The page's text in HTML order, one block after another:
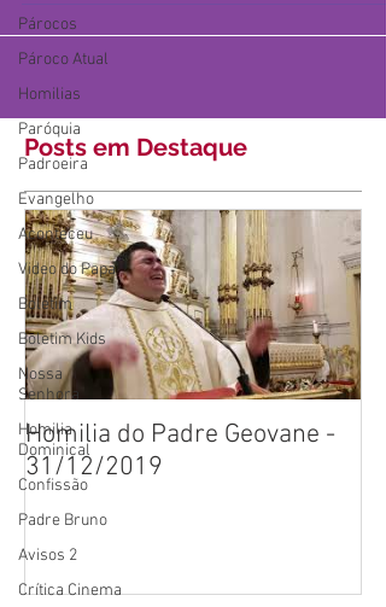
Párocos
Pároco Atual
Homilias
Paróquia
Padroeira
Evangelho
Aconteceu
Video do Papa
Boletim
Boletim Kids
Nossa
Senhora
Homilia
Dominical
Confissão
Padre Bruno
Avisos 2
Crítica Cinema
Posts em Destaque
Homilia do Padre Geovane -
31/12/2019